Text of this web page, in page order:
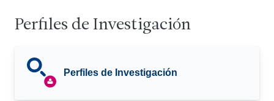
Perfiles de Investigación
Perfiles de Investigación